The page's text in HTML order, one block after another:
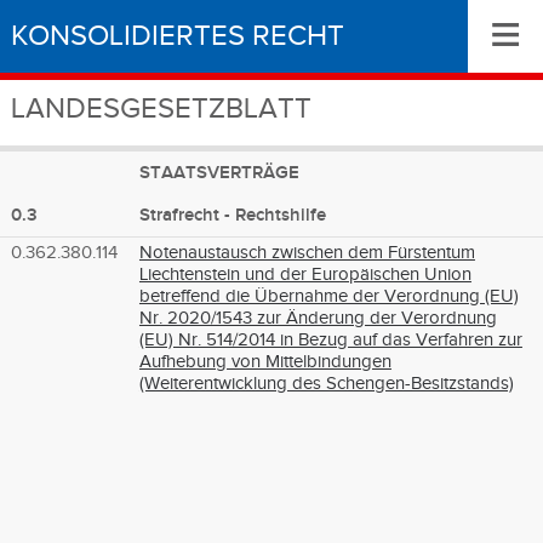
KONSOLIDIERTES RECHT
LANDESGESETZBLATT
≡
STAATSVERTRÄGE
0.3
Strafrecht - Rechtshilfe
0.362.380.114
Notenaustausch zwischen dem Fürstentum
Liechtenstein und der Europäischen Union
betreffend die Übernahme der Verordnung (EU)
Nr. 2020/1543 zur Änderung der Verordnung
(EU) Nr. 514/2014 in Bezug auf das Verfahren zur
Aufhebung von Mittelbindungen
(Weiterentwicklung des Schengen-Besitzstands)